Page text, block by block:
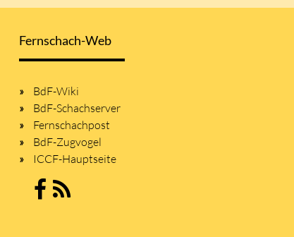
Fernschach-Web
BdF-Wiki
BdF-Schachserver
Fernschachpost
BdF-Zugvogel
ICCF-Hauptseite